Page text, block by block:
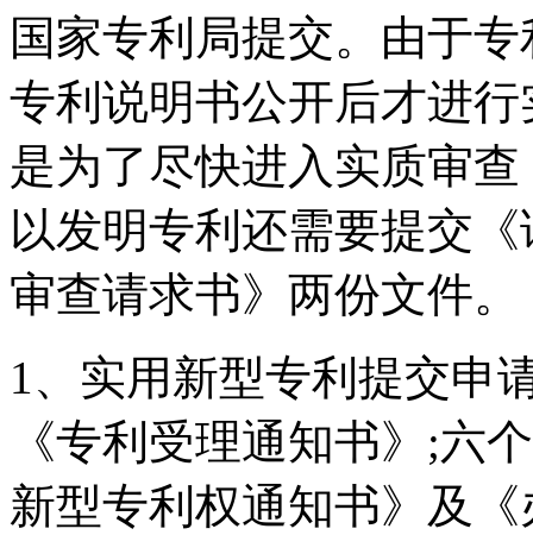
国家专利局提交。由于
专利说明书公开后才进
是为了尽快进入实质审
以发明专利还需要提交
审查请求书》两份文件。
1、实用新型专利提交申
《专利受理通知书》;六
新型专利权通知书》及